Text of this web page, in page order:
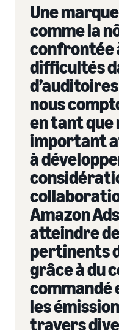
Une
comme la
confrontée
difficultés
nous
en tant que
important
à
Amazon
atteindre
pertinents
grâce à du
les
travers